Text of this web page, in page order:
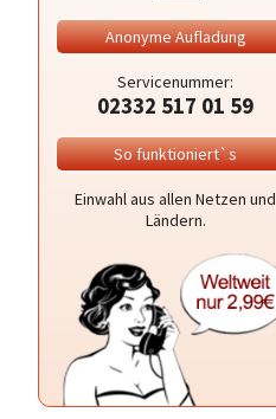
Anonyme Aufladung
Servicenummer:
02332 517 01 59
So funktioniert`s
Einwahl aus allen Netzen und
Ländern.